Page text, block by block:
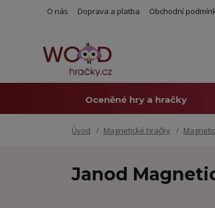
O nás Doprava a platba Obchodní
Oceněné hry a hračky
Úvod Magnetické hračky
Janod